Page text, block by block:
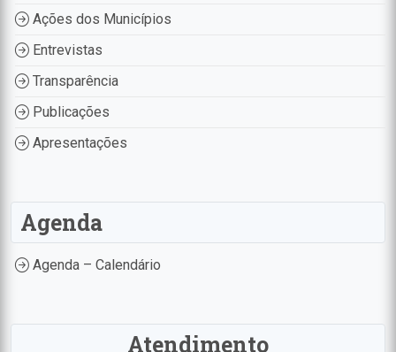
Ações dos Municípios
Entrevistas
Transparência
Publicações
Apresentações
Agenda
Agenda – Calendário
Atendimento